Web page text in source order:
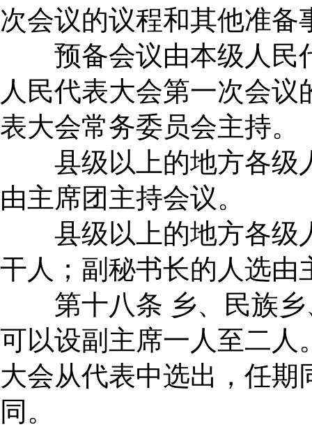
次会议的议程和其他准备
预备会议由本级人民
人民代表大会第一次会
表大会常务委员会主持。
县级以上的地方各级
由主席团主持会议。
县级以上的地方各级
干人；副秘书长的人选由
第十八条 乡、民族乡
可以设副主席一人至二人
大会从代表中选出，任
同。